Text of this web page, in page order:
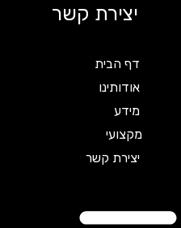
יצירת קשר
דף הבית
אודותינו
מקצועי
יצירת קשר